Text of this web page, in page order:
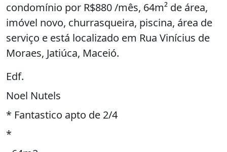
condomínio por R$880 /mês, 64m² de área,
imóvel novo, churrasqueira, piscina, área de
serviço e está localizado em Rua Vinícius de
Moraes, Jatiúca, Maceió.
Edf.
Noel Nutels
* Fantastico apto de 2/4
*